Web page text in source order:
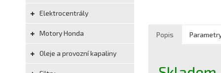
Elektrocentrály
Motory Honda
Oleje a provozní kapaliny
Popis